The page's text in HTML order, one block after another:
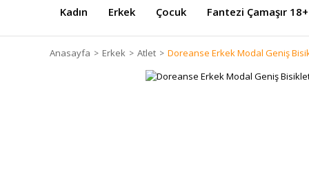
Kadın Erkek Çocuk Fantezi Çamaşır 18+
Anasayfa Erkek Atlet Doreanse Erkek Modal Geniş